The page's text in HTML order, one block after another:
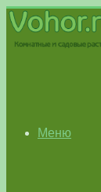
Меню